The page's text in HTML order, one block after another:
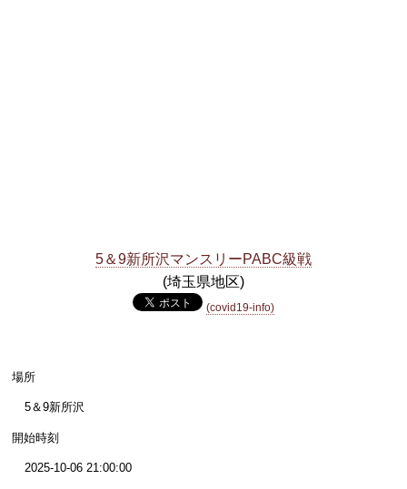
5＆9新所沢マンスリーPABC級戦
(埼玉県地区)
(covid19-info)
場所
5＆9新所沢
開始時刻
2025-10-06 21:00:00